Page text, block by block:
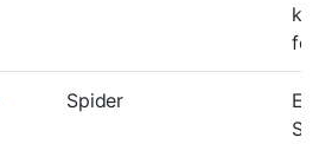
Spider